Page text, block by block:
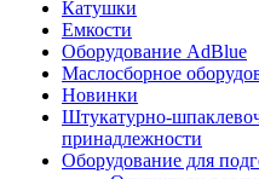
Катушки
Емкости
Оборудование AdBlue
Маслосборное
Новинки
Штукатурно-
принадлежности
Оборудование для